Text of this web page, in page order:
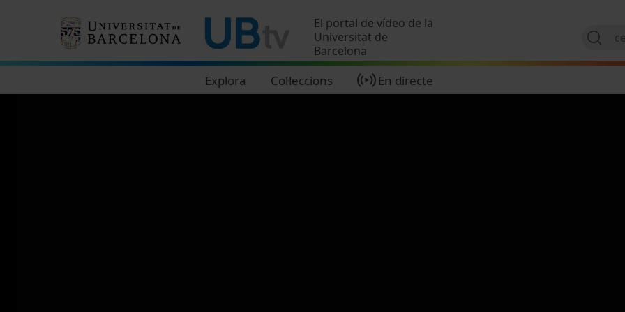
El portal de vídeo de la
Universitat de
Barcelona
Explora Col·leccions En directe